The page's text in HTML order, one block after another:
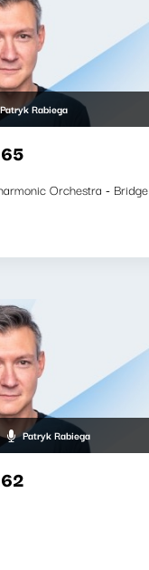
Patryk Rabiega
Orchestra - Bridge
Patryk Rabiega